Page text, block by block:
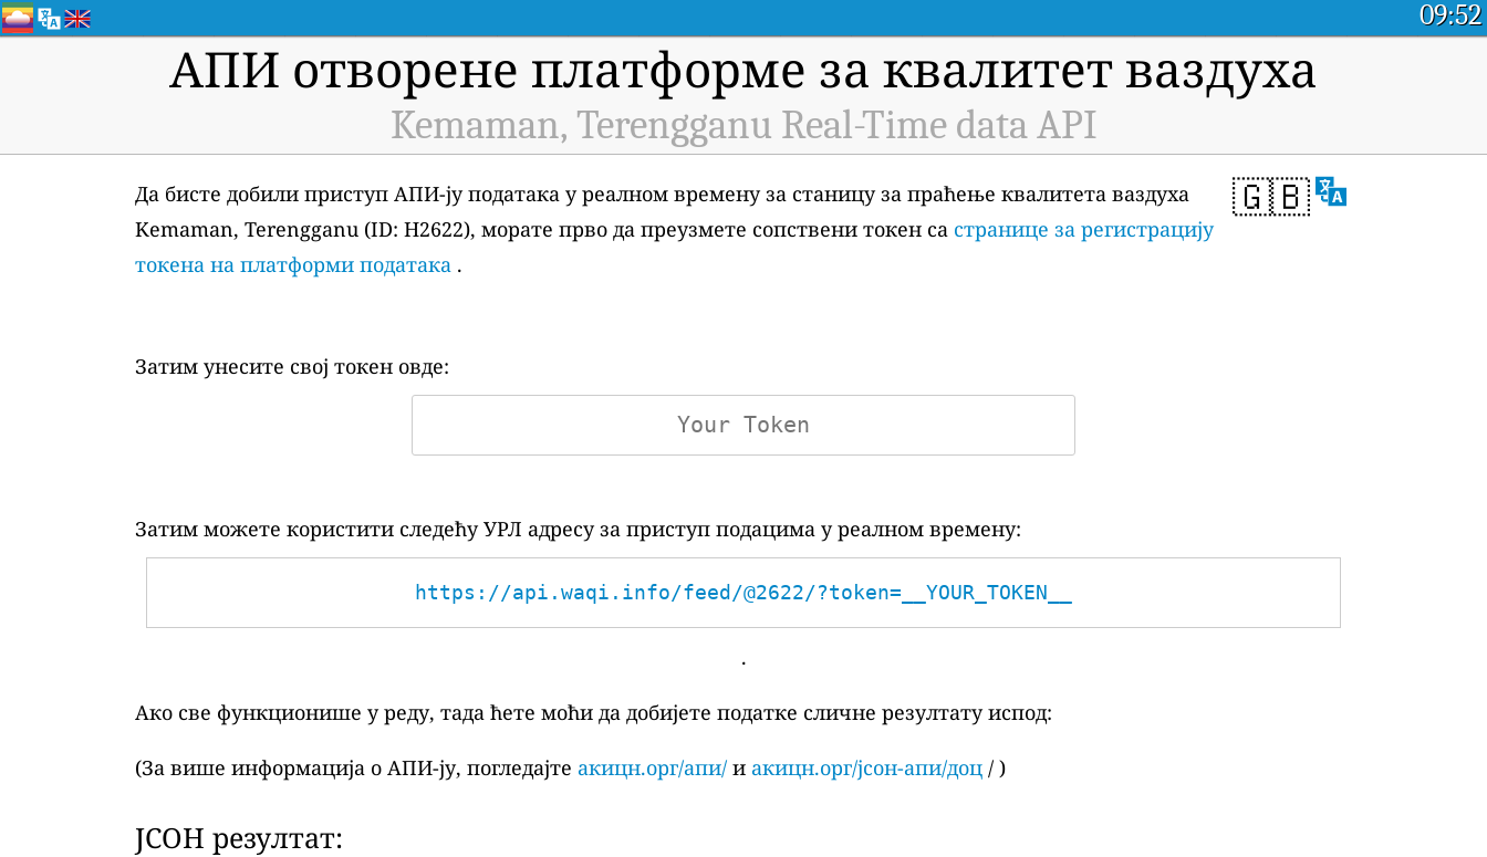
09:52
АПИ отворене платформе за квалитет ваздуха
Kemaman, Terengganu Real-Time data API
🇬🇧
Да бисте добили приступ АПИ-ју података у реалном времену за станицу за праћење квалитета ваздуха
Kemaman, Terengganu (ID: H2622), морате прво да преузмете сопствени токен са странице за регистрацију
токена на платформи података .
Затим унесите свој токен овде:
Затим можете користити следећу УРЛ адресу за приступ подацима у реалном времену:
https://api.waqi.info/feed/@2622/?token=__YOUR_TOKEN__
.
Ако све функционише у реду, тада ћете моћи да добијете податке сличне резултату испод:
(За више информација о АПИ-ју, погледајте акицн.орг/апи/ и акицн.орг/јсон-апи/доц / )
ЈСОН резултат: